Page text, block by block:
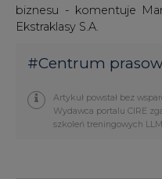
biznesu - komentuje
Ekstraklasy S.A.
#Centrum
Artykuł powstał bez
Wydawca portalu CIRE
szkoleń treningowych LLM.